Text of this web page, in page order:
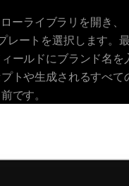
ーライブラリを開き、
レートを選択します。
ールドにブランド名を
トや生成されるすべて
です。